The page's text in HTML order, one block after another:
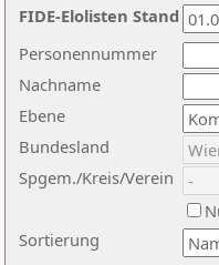
Nachname
Ebene
Sortierung
Personennummer
Bundesland
Spgem./Kreis/Verein
FIDE-Elolisten Stand